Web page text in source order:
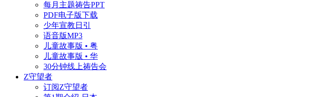
每月主题祷告PPT
PDF电子版下载
少年宣教日引
语音版MP3
儿童故事版 • 粤
儿童故事版 • 华
30分钟线上祷告会
Z守望者
订阅Z守望者